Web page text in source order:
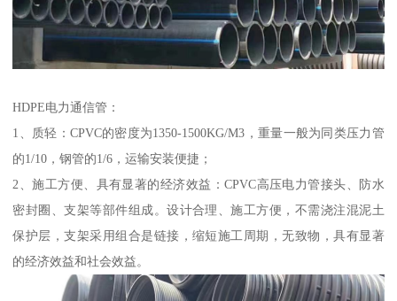
HDPE电力通信管：
1、质轻：CPVC的密度为1350-1500KG/M3，重量一般为同类压力管
的1/10，钢管的1/6，运输安装便捷；
2、施工方便、具有显著的经济效益：CPVC高压电力管接头、防水
密封圈、支架等部件组成。设计合理、施工方便，不需浇注混泥土
保护层，支架采用组合是链接，缩短施工周期，无致物，具有显著
的经济效益和社会效益。